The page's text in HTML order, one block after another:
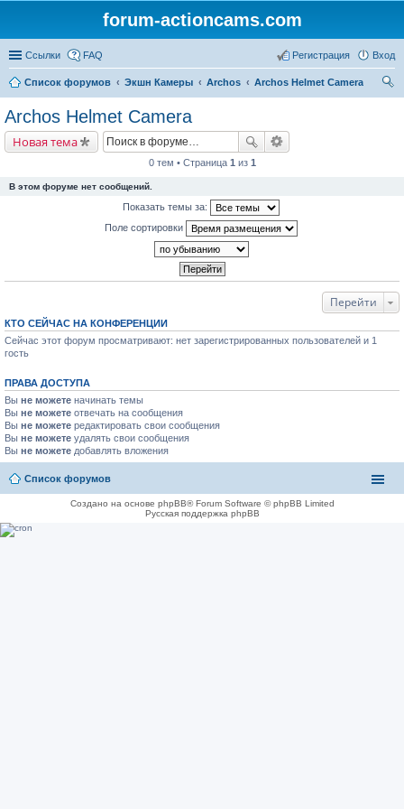
forum-actioncams.com
Ссылки FAQ Вход
Регистрация
Список форумов Экшн Камеры Archos
Archos Helmet Camera
Archos Helmet Camera
Новая тема
0 тем • Страница 1 из 1
В этом форуме нет сообщений.
Показать темы за:
Поле сортировки
Перейти
КТО СЕЙЧАС НА КОНФЕРЕНЦИИ
Сейчас этот форум просматривают: нет зарегистрированных пользователей и 1
гость
ПРАВА ДОСТУПА
Вы не можете начинать темы
Вы не можете отвечать на сообщения
Вы не можете редактировать свои сообщения
Вы не можете удалять свои сообщения
Вы не можете добавлять вложения
Список форумов
Создано на основе phpBB® Forum Software © phpBB Limited
Русская поддержка phpBB